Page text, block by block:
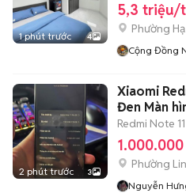
1 phút trước 4
5,3 triệu/
Phường
Cộng Đồng
2 phút trước 3
Xiaomi
Đen Màn
Redmi Note
Phường
Nguyễn